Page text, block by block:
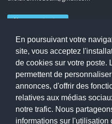
En poursuivant votre
site, vous acceptez
de cookies sur votre poste.
permettent de
annonces, d'offrir des
relatives aux médias
notre trafic. Nous
informations sur l'utilisation
Nous contacter
Dernier avis : MOUNIA HOUSSAIM,
Mentions légales